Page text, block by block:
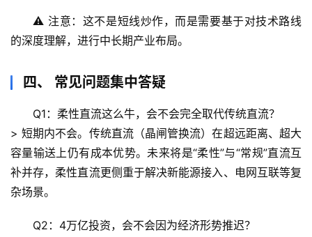
驿
站
辟
真
⚠️ 注意：这不是短线炒作，而是需要基于对技术路线
的深度理解，进行中长期产业布局。
四、 常见问题集中答疑
Q1：柔性直流这么牛，会不会完全取代传统直流？
> 短期内不会。传统直流（晶闸管换流）在超远距离、超大
容量输送上仍有成本优势。未来将是“柔性”与“常规”直流互
补并存， 柔性直流更侧重于解决新能源接入、电网互联等复
杂场景。
Q2：4万亿投资，会不会因为经济形势推迟？